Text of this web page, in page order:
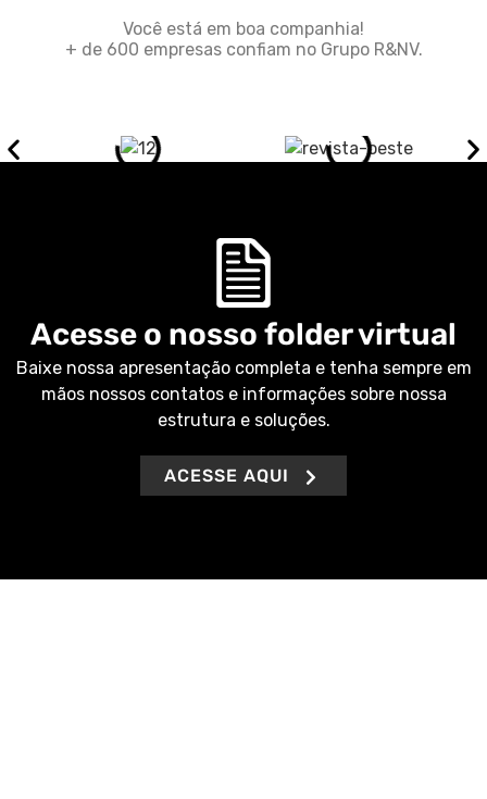
Você está em boa companhia!
+ de 600 empresas confiam no Grupo R&NV.
Acesse o nosso folder virtual
Baixe nossa apresentação completa e tenha sempre em
mãos nossos contatos e informações sobre nossa
estrutura e soluções.
ACESSE AQUI